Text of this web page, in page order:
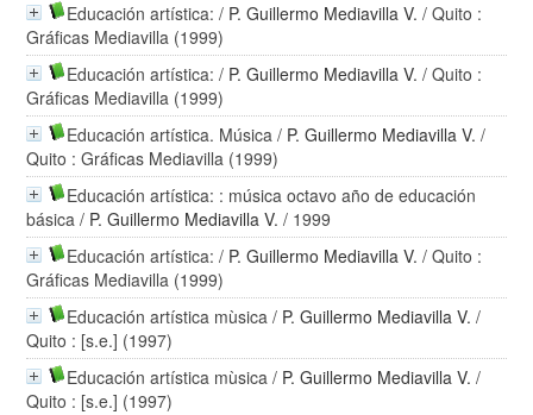
Educación artística: / P. Guillermo Mediavilla V. / Quito :
Gráficas Mediavilla (1999)
Educación artística: / P. Guillermo Mediavilla V. / Quito :
Gráficas Mediavilla (1999)
Educación artística. Música / P. Guillermo Mediavilla V. /
Quito : Gráficas Mediavilla (1999)
Educación artística: : música octavo año de educación
básica / P. Guillermo Mediavilla V. / 1999
Educación artística: / P. Guillermo Mediavilla V. / Quito :
Gráficas Mediavilla (1999)
Educación artística mùsica / P. Guillermo Mediavilla V. /
Quito : [s.e.] (1997)
Educación artística mùsica / P. Guillermo Mediavilla V. /
Quito : [s.e.] (1997)